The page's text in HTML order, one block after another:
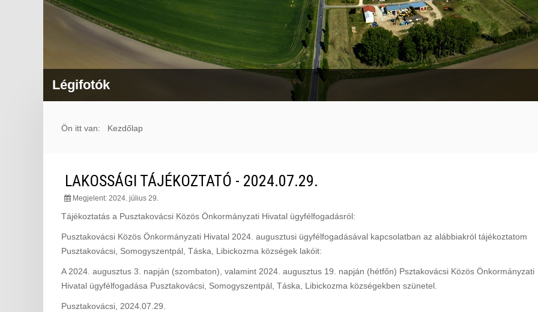
Kisvasút
Keskenynyomtávú kisvasút Balatonfenyves és Somogyszentpál között, állandó
Ön itt van: Kezdőlap
LAKOSSÁGI TÁJÉKOZTATÓ - 2024.07.29.
Megjelent: 2024. július 29.
Tájékoztatás a Pusztakovácsi Közös Önkormányzati Hivatal ügyfélfogadásról:
Pusztakovácsi Közös Önkormányzati Hivatal 2024. augusztusi ügyfélfogadásával kapcsolatban az alábbiakról tájékoztatom
Pusztakovácsi, Somogyszentpál, Táska, Libickozma községek lakóit:
A 2024. augusztus 3. napján (szombaton), valamint 2024. augusztus 19. napján (hétfőn) Psztakovácsi Közös Önkormányzati
Hivatal ügyfélfogadása Pusztakovácsi, Somogyszentpál, Táska, Libickozma községekben szünetel.
Pusztakovácsi, 2024.07.29.